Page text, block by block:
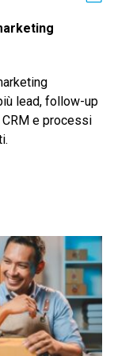
lead, follow-up
e processi